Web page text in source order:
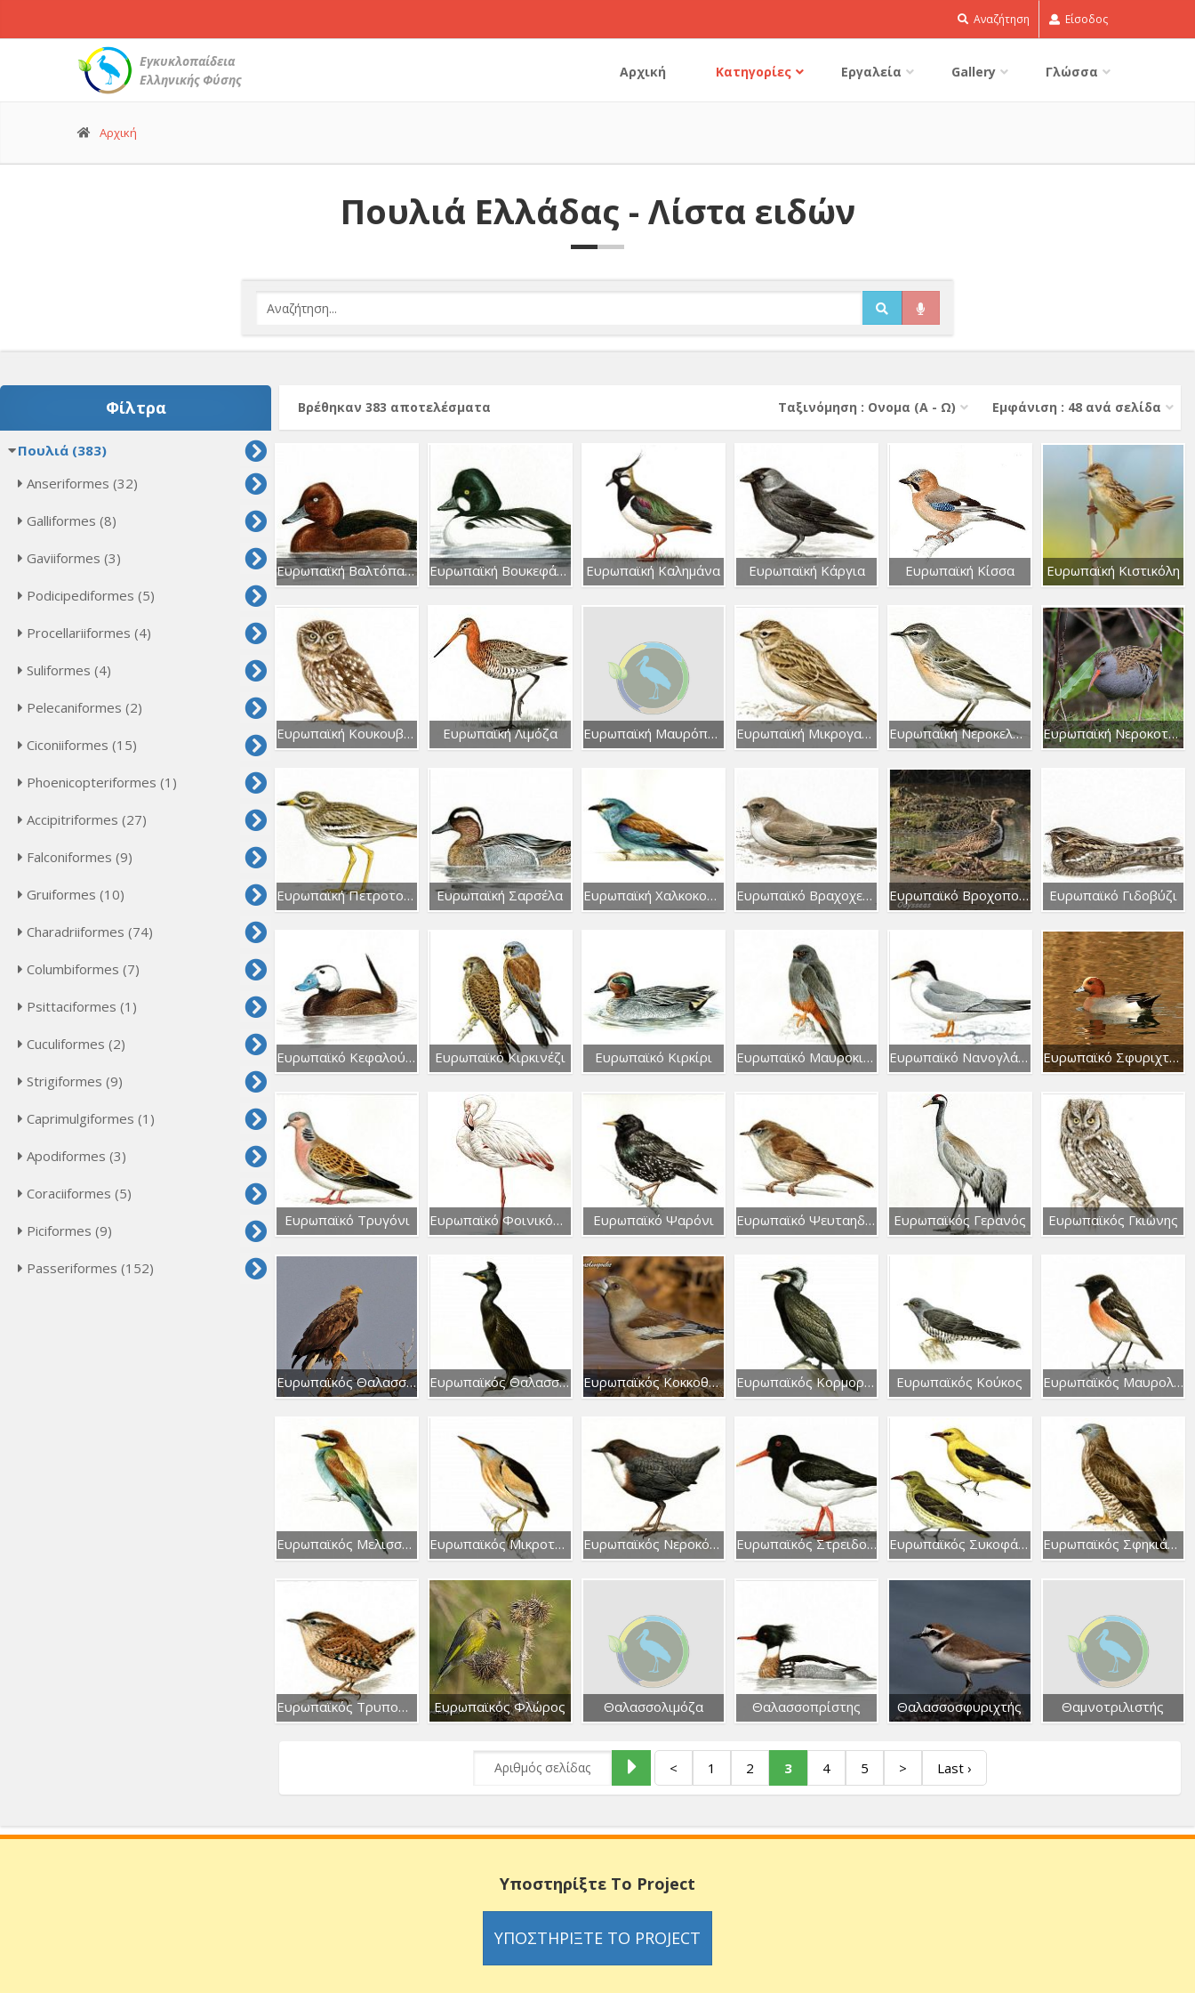
Αναζήτηση Είσοδος
Εγκυκλοπαίδεια
Ελληνικής Φύσης
Αρχική Κατηγορίες Εργαλεία Gallery Γλώσσα
Αρχική
Πουλιά Ελλάδας - Λίστα ειδών
Φίλτρα
Πουλιά (383)
Anseriformes (32)
Galliformes (8)
Gaviiformes (3)
Podicipediformes (5)
Procellariiformes (4)
Suliformes (4)
Pelecaniformes (2)
Ciconiiformes (15)
Phoenicopteriformes (1)
Accipitriformes (27)
Falconiformes (9)
Gruiformes (10)
Charadriiformes (74)
Columbiformes (7)
Psittaciformes (1)
Cuculiformes (2)
Strigiformes (9)
Caprimulgiformes (1)
Apodiformes (3)
Coraciiformes (5)
Piciformes (9)
Passeriformes (152)
Βρέθηκαν 383 αποτελέσματα Εμφάνιση : 48 ανά σελίδα
Тαξινόμηση : Ονομα (A - Ω)
Ευρωπαϊκή Βαλτόπαπια Ευρωπαϊκή Βουκεφάλα Ευρωπαϊκή Καλημάνα Ευρωπαϊκή Κάργια Ευρωπαϊκή Κίσσα Ευρωπαϊκή Κιστικόλη
Ευρωπαϊκή Κουκουβάγια Ευρωπαϊκή Λιμόζα Ευρωπαϊκή Μαυρόπαπια Ευρωπαϊκή Μικρογαλιάντρα Ευρωπαϊκή Νεροκελάδα Ευρωπαϊκή Νεροκοτσέλα
Ευρωπαϊκή Πετροτουρλίδα Ευρωπαϊκή Σαρσέλα Ευρωπαϊκή Χαλκοκουρούνα Ευρωπαϊκό Βραχοχελίδονο Ευρωπαϊκό Βροχοπούλι Ευρωπαϊκό Γιδοβύζι
Ευρωπαϊκό Κεφαλούδι Ευρωπαϊκό Κιρκινέζι Ευρωπαϊκό Κιρκίρι Ευρωπαϊκό Μαυροκιρκίνεζο Ευρωπαϊκό Νανογλάρονο Ευρωπαϊκό Σφυριχτάρι
Ευρωπαϊκό Τρυγόνι Ευρωπαϊκό Φοινικόπτερο Ευρωπαϊκό Ψαρόνι Ευρωπαϊκό Ψευταηδόνι Ευρωπαϊκός Γερανός Ευρωπαϊκός Γκιώνης
Ευρωπαϊκός Θαλασσαετός Ευρωπαϊκός Θαλασσοκόρακας Ευρωπαϊκός Κοκκοθραύστης Ευρωπαϊκός Κορμοράνος Ευρωπαϊκός Κούκος Ευρωπαϊκός Μαυρολαίμης
Ευρωπαϊκός Μελισσοφάγος Ευρωπαϊκός Μικροτσικνιάς Ευρωπαϊκός Νεροκότσυφας Ευρωπαϊκός Στρειδοφάγος Ευρωπαϊκός Συκοφάγος Ευρωπαϊκός Σφηκιάρης
Ευρωπαϊκός Τρυποφράχτης Ευρωπαϊκός Φλώρος Θαλασσολιμόζα Θαλασσοπρίστης Θαλασσοσφυριχτής Θαμνοτριλιστής
< 1 2 3 4 5 > Last ›
Υποστηρίξτε Το Project
ΥΠΟΣΤΗΡΊΞΤΕ ΤΟ PROJECT